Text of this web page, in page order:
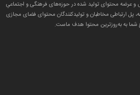
و عرضه محتوای تولید شده در حوزه‌های فرهنگی و اجتماعیِ
پل ارتباطی مخاطبان و تولید‌کنندگان محتوای فضای مجازی
به به‌روزترین محتوا هدف ماست.